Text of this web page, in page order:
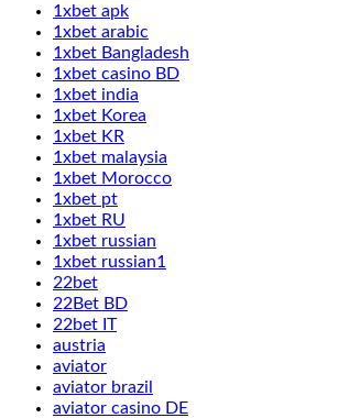
1xbet apk
1xbet arabic
1xbet Bangladesh
1xbet casino BD
1xbet india
1xbet Korea
1xbet KR
1xbet malaysia
1xbet Morocco
1xbet pt
1xbet RU
1xbet russian
1xbet russian1
22bet
22Bet BD
22bet IT
austria
aviator
aviator brazil
aviator casino DE